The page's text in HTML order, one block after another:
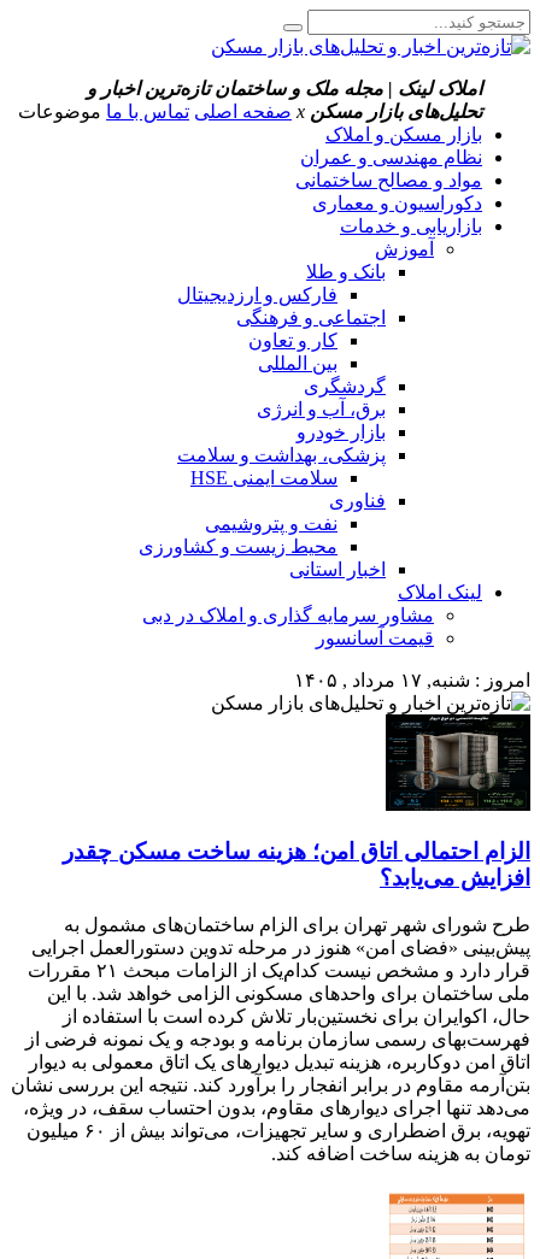
املاک لینک | مجله ملک و ساختمان تازه‌ترین اخبار و
تحلیل‌های بازار مسکن x صفحه اصلی تماس با ما موضوعات
بازار مسکن و املاک
نظام مهندسی و عمران
مواد و مصالح ساختمانی
دکوراسیون و معماری
بازاریابی و خدمات
آموزش
بانک و طلا
فارکس و ارزدیجیتال
اجتماعی و فرهنگی
کار و تعاون
بین المللی
گردشگری
برق، آب و انرژی
بازار خودرو
پزشکی، بهداشت و سلامت
سلامت ایمنی HSE
فناوری
نفت و پتروشیمی
محیط زیست و کشاورزی
اخبار استانی
لینک املاک
مشاور سرمایه گذاری و املاک در دبی
قیمت آسانسور
امروز : شنبه, ۱۷ مرداد , ۱۴۰۵
الزام احتمالی اتاق امن؛ هزینه ساخت مسکن چقدر
افزایش می‌یابد؟
طرح شورای شهر تهران برای الزام ساختمان‌های مشمول به
پیش‌بینی «فضای امن» هنوز در مرحله تدوین دستورالعمل اجرایی
قرار دارد و مشخص نیست کدام‌یک از الزامات مبحث ۲۱ مقررات
ملی ساختمان برای واحدهای مسکونی الزامی خواهد شد. با این
حال، اکوایران برای نخستین‌بار تلاش کرده است با استفاده از
فهرست‌بهای رسمی سازمان برنامه و بودجه و یک نمونه فرضی از
اتاق امن دوکاربره، هزینه تبدیل دیوارهای یک اتاق معمولی به دیوار
بتن‌آرمه مقاوم در برابر انفجار را برآورد کند. نتیجه این بررسی نشان
می‌دهد تنها اجرای دیوارهای مقاوم، بدون احتساب سقف، در ویژه،
تهویه، برق اضطراری و سایر تجهیزات، می‌تواند بیش از ۶۰ میلیون
تومان به هزینه ساخت اضافه کند.